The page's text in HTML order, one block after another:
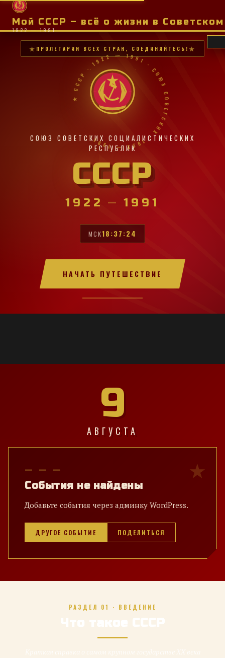
Мой СССР – всё о жизни в
1922 — 1991
ПРОЛЕТАРИИ ВСЕХ СТРАН, СОЕДИНЯЙТЕСЬ!
★ СССР · 1922 — 1991 · СОЮЗ СОВЕТСКИХ · 1922 — 1991 ·
СОЮЗ СОВЕТСКИХ СОЦИАЛИСТИЧЕСКИХ
РЕСПУБЛИК
СССР
1922 — 1991
МСК18:37:25
НАЧАТЬ ПУТЕШЕСТВИЕ
9
АВГУСТА
— — —
События не найдены
Добавьте события через админку WordPress.
ДРУГОЕ СОБЫТИЕ ПОДЕЛИТЬСЯ
РАЗДЕЛ 01 · ВВЕДЕНИЕ
Что такое СССР